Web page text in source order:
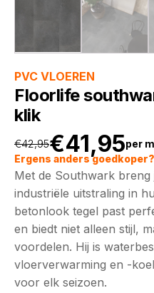
PVC VLOEREN
Floorlife
klik
€42,95
prijs
was:
€42,95.
€41,95
Huidige
prijs
is:
€41,95.
per m
Ergens anders
Met de Southwark breng
industriële uitstraling in
betonlook tegel past
en biedt niet alleen stijl,
voordelen. Hij is
vloerverwarming en -
voor elk seizoen.